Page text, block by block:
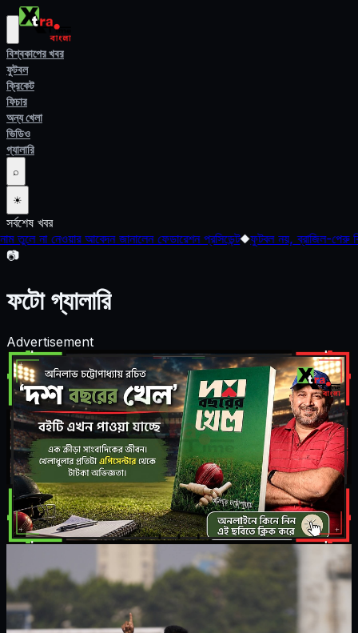
বিশ্বকাপের খবর
ফুটবল
ক্রিকেট
ফিচার
অন্য খেলা
ভিডিও
গ্যালারি
⌕
☀
সর্বশেষ খবর
জানালেন ফেডারেশন প্রসিডেন্ট◆ফুটবল নয়, ব্রাজিল-পেরু ক্রিকেট ম্যাচ নিয়েও
📷
ফটো গ্যালারি
Advertisement